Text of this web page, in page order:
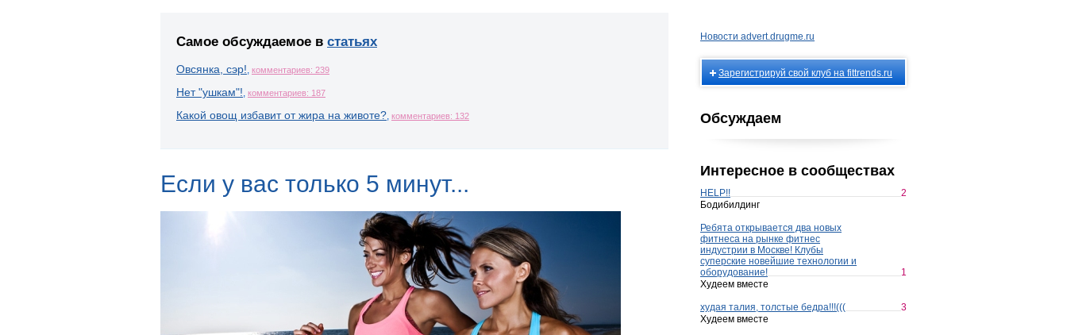
Самое обсуждаемое в статьях
Овсянка, сэр!, комментариев: 239
Нет "ушкам"!, комментариев: 187
Какой овощ избавит от жира на животе?, комментариев: 132
Если у вас только 5 минут...
Новости advert.drugme.ru
Зарегистрируй свой клуб на fittrends.ru
Обсуждаем
Интересное в сообществах
HELP!!
2
Бодибилдинг
Ребята открывается два новых
фитнеса на рынке фитнес
индустрии в Москве! Клубы
суперские новейшие технологии и
оборудование!
1
Худеем вместе
худая талия, толстые бедра!!!(((
3
Худеем вместе